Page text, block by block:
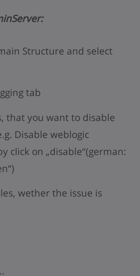
Structure and select
tab
that you want to disable
Disable weblogic
click on „disable“(german:
wether the issue is